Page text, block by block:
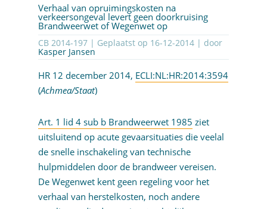
Verhaal van opruimingskosten na
verkeersongeval levert geen doorkruising
Brandweerwet of Wegenwet op
CB 2014-197 | Geplaatst op 16-12-2014| door
Kasper Jansen
HR 12 december 2014, ECLI:NL:HR:2014:3594
(Achmea/Staat)
Art. 1 lid 4 sub b Brandweerwet 1985 ziet
uitsluitend op acute gevaarsituaties die veelal
de snelle inschakeling van technische
hulpmiddelen door de brandweer vereisen.
De Wegenwet kent geen regeling voor het
verhaal van herstelkosten, noch andere